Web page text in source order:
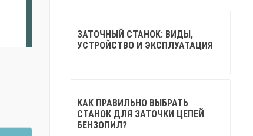
ЗАТОЧНЫЙ СТАНОК: ВИДЫ,
УСТРОЙСТВО И ЭКСПЛУАТАЦИЯ
КАК ПРАВИЛЬНО ВЫБРАТЬ
СТАНОК ДЛЯ ЗАТОЧКИ ЦЕПЕЙ
БЕНЗОПИЛ?